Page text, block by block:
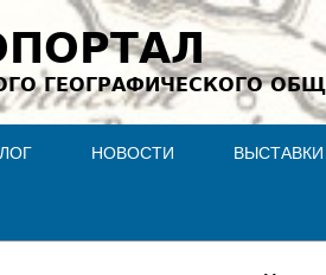
Jump to navigation
ГЕОГРАФИЧЕСКОГО
НОВОСТИ ВЫСТАВКИ